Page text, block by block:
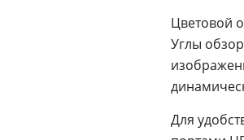
Цветовой
Углы
Для